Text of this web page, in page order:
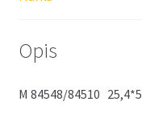
Opis
M 84548/84510